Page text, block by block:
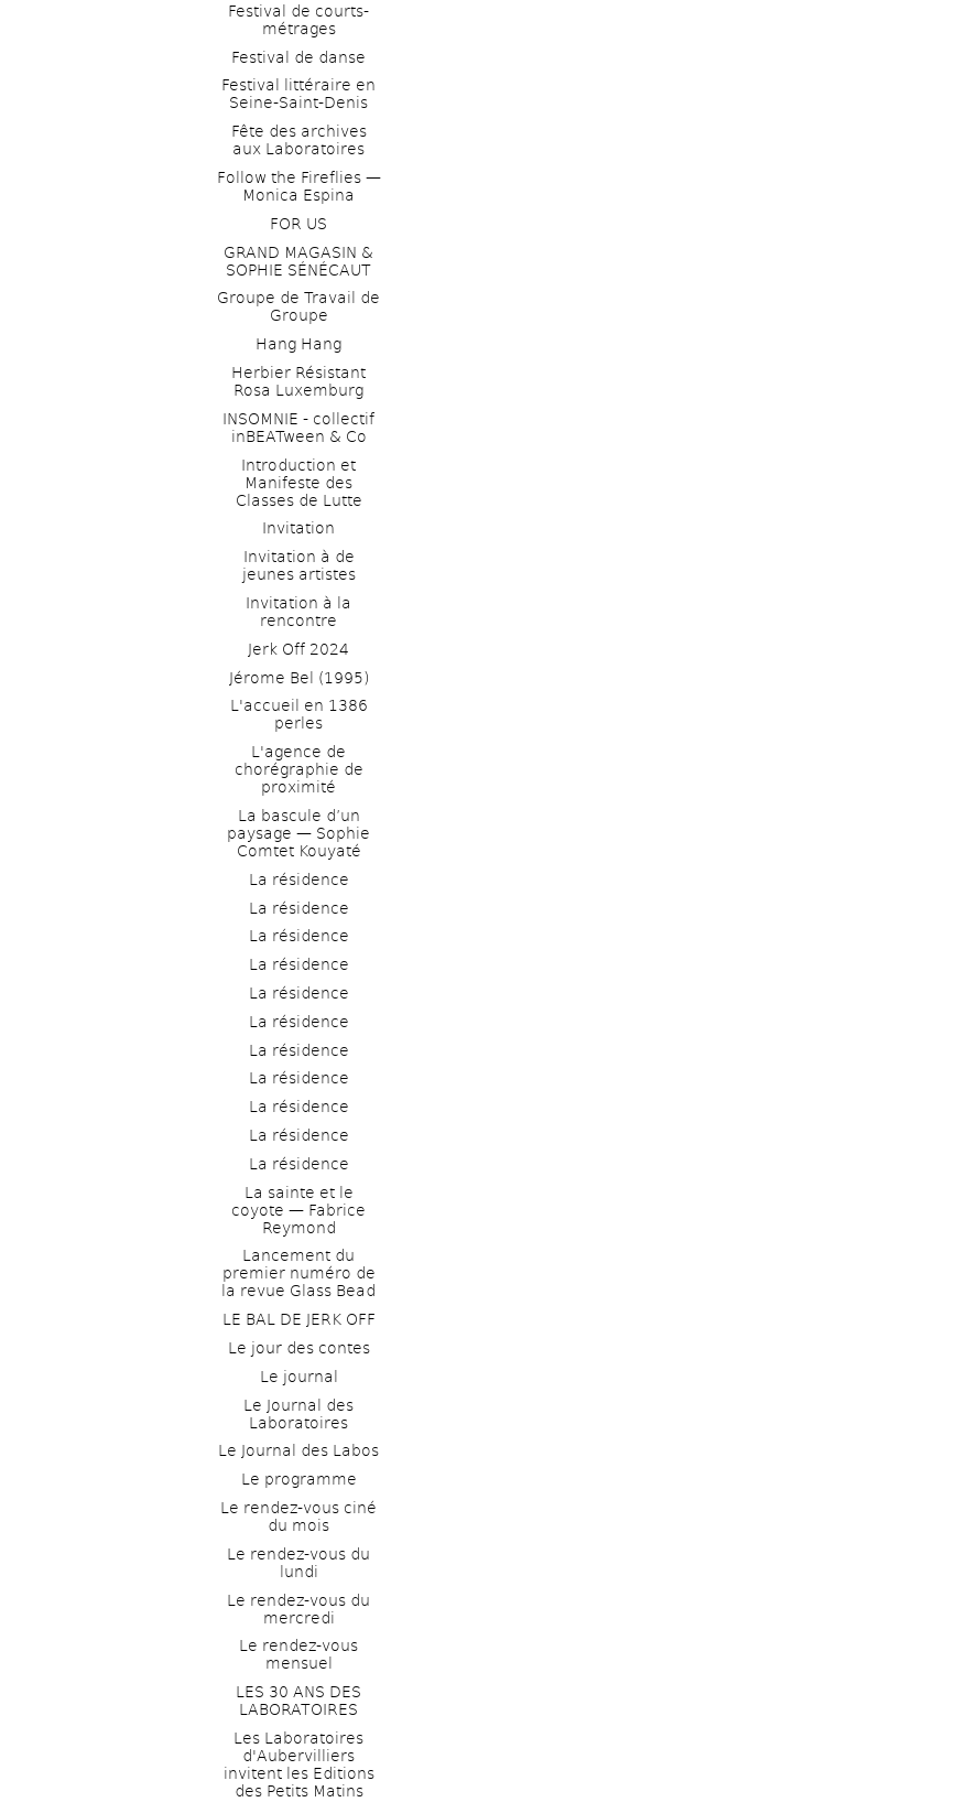
Festival de courts-
métrages
Festival de danse
Festival littéraire en
Seine-Saint-Denis
Fête des archives
aux Laboratoires
Follow the Fireflies —
Monica Espina
FOR US
GRAND MAGASIN &
SOPHIE SÉNÉCAUT
Groupe de Travail de
Groupe
Hang Hang
Herbier Résistant
Rosa Luxemburg
INSOMNIE - collectif
inBEATween & Co
Introduction et
Manifeste des
Classes de Lutte
Invitation
Invitation à de
jeunes artistes
Invitation à la
rencontre
Jerk Off 2024
Jérome Bel (1995)
L'accueil en 1386
perles
L'agence de
chorégraphie de
proximité
La bascule d’un
paysage — Sophie
Comtet Kouyaté
La résidence
La résidence
La résidence
La résidence
La résidence
La résidence
La résidence
La résidence
La résidence
La résidence
La résidence
La sainte et le
coyote — Fabrice
Reymond
Lancement du
premier numéro de
la revue Glass Bead
LE BAL DE JERK OFF
Le jour des contes
Le journal
Le Journal des
Laboratoires
Le Journal des Labos
Le programme
Le rendez-vous ciné
du mois
Le rendez-vous du
lundi
Le rendez-vous du
mercredi
Le rendez-vous
mensuel
LES 30 ANS DES
LABORATOIRES
Les Laboratoires
d'Aubervilliers
invitent les Editions
des Petits Matins